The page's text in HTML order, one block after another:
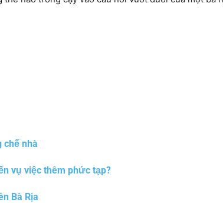
chế nhà
vụ việc thêm phức tạp?
Bà Rịa